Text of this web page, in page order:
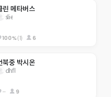
린 메타버스
slie
100%(1) 6
북중 박시온
dhfl
-- 9